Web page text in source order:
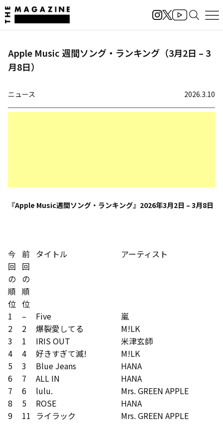
Apple Music 週間ソング・ランキング（3月2日 – 3
月8日）
ニュース 2026.3.10
『Apple Music週間ソング・ランキング』2026年3月2日 – 3月8日
今
回
の
順
位
前
回
の
順
位
タイトル アーティスト
1 – Five
嵐
2
2 爆裂愛してる
M!LK
3
1 IRIS OUT
米津玄師
4
4 好きすぎて滅!
M!LK
5
3 Blue Jeans
HANA
6
7 ALL IN
HANA
7
6 lulu.
Mrs. GREEN APPLE
8
5 ROSE
HANA
9
11 ライラック
Mrs. GREEN APPLE